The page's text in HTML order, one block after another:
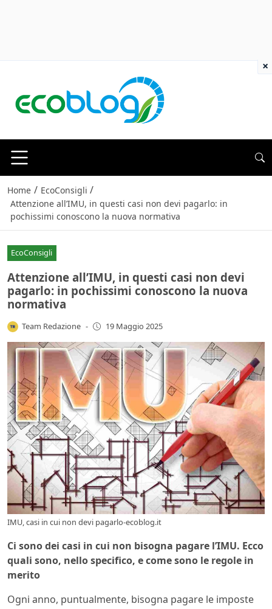
Home / EcoConsigli /
Attenzione all’IMU, in questi casi non devi pagarlo: in
pochissimi conoscono la nuova normativa
EcoConsigli
Attenzione all’IMU, in questi casi non devi
pagarlo: in pochissimi conoscono la nuova
normativa
Team Redazione - 19 Maggio 2025
IMU, casi in cui non devi pagarlo-ecoblog.it
Ci sono dei casi in cui non bisogna pagare l’IMU. Ecco
quali sono, nello specifico, e come sono le regole in
merito
Ogni anno, puntualmente, bisogna pagare le imposte
×